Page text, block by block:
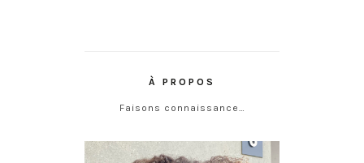
À PROPOS
Faisons connaissance…